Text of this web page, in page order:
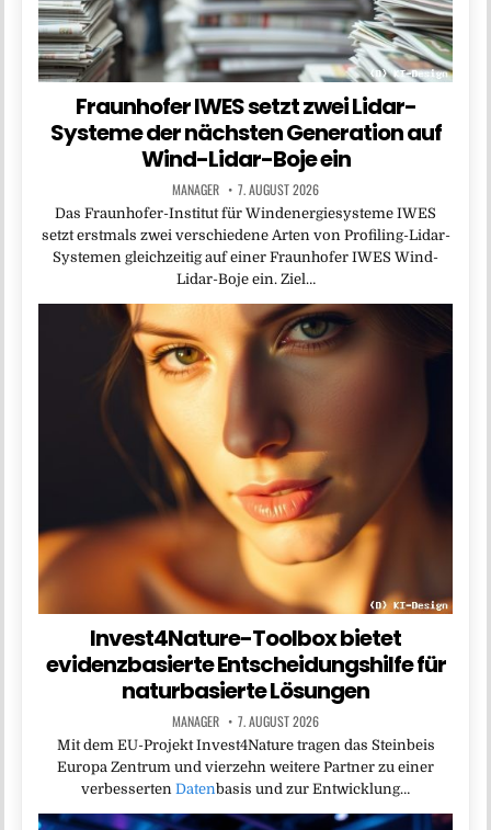
Fraunhofer IWES setzt zwei Lidar-
Systeme der nächsten Generation auf
Wind-Lidar-Boje ein
MANAGER 7. AUGUST 2026
Das Fraunhofer-Institut für Windenergiesysteme IWES
setzt erstmals zwei verschiedene Arten von Profiling-Lidar-
Systemen gleichzeitig auf einer Fraunhofer IWES Wind-
Lidar-Boje ein. Ziel…
Invest4Nature-Toolbox bietet
evidenzbasierte Entscheidungshilfe für
naturbasierte Lösungen
MANAGER 7. AUGUST 2026
Mit dem EU-Projekt Invest4Nature tragen das Steinbeis
Europa Zentrum und vierzehn weitere Partner zu einer
verbesserten Datenbasis und zur Entwicklung…